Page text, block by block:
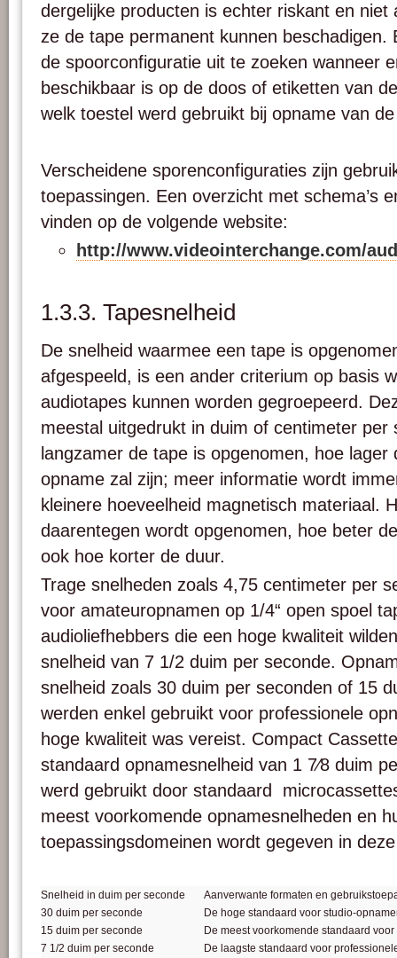
dergelijke producten is echter riskant en niet
ze de tape permanent kunnen beschadigen.
de spoorconfiguratie uit te zoeken wanneer
beschikbaar is op de doos of etiketten van
welk toestel werd gebruikt bij opname van
Verscheidene sporenconfiguraties zijn
toepassingen. Een overzicht met schema’s
vinden op de volgende website:
http://www.videointerchange.com/
1.3.3. Tapesnelheid
De snelheid waarmee een tape is
afgespeeld, is een ander criterium op basis
audiotapes kunnen worden gegroepeerd.
meestal uitgedrukt in duim of centimeter per
langzamer de tape is opgenomen, hoe lager
opname zal zijn; meer informatie wordt
kleinere hoeveelheid magnetisch materiaal.
daarentegen wordt opgenomen, hoe beter
ook hoe korter de duur.
Trage snelheden zoals 4,75 centimeter per
voor amateuropnamen op 1/4“ open spoel
audioliefhebbers die een hoge kwaliteit
snelheid van 7 1/2 duim per seconde.
snelheid zoals 30 duim per seconden of 15
werden enkel gebruikt voor professionele
hoge kwaliteit was vereist. Compact
standaard opnamesnelheid van 1 7⁄8 duim
werd gebruikt door standaard
meest voorkomende opnamesnelheden en
toepassingsdomeinen wordt gegeven in
Snelheid in duim per seconde
Aanverwante formaten en
30 duim per seconde
De hoge standaard voor studio-
15 duim per seconde
De meest voorkomende standaard
7 1/2 duim per seconde
De laagste standaard voor